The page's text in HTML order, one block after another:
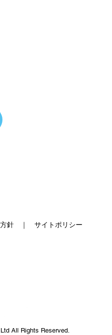
針 ｜ サイトポリシー
All Rights Reserved.